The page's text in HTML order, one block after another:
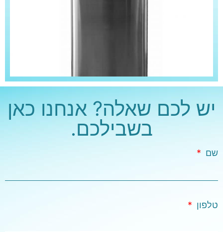
יש לכם שאלה? אנחנו כאן
בשבילכם.
שם
טלפון